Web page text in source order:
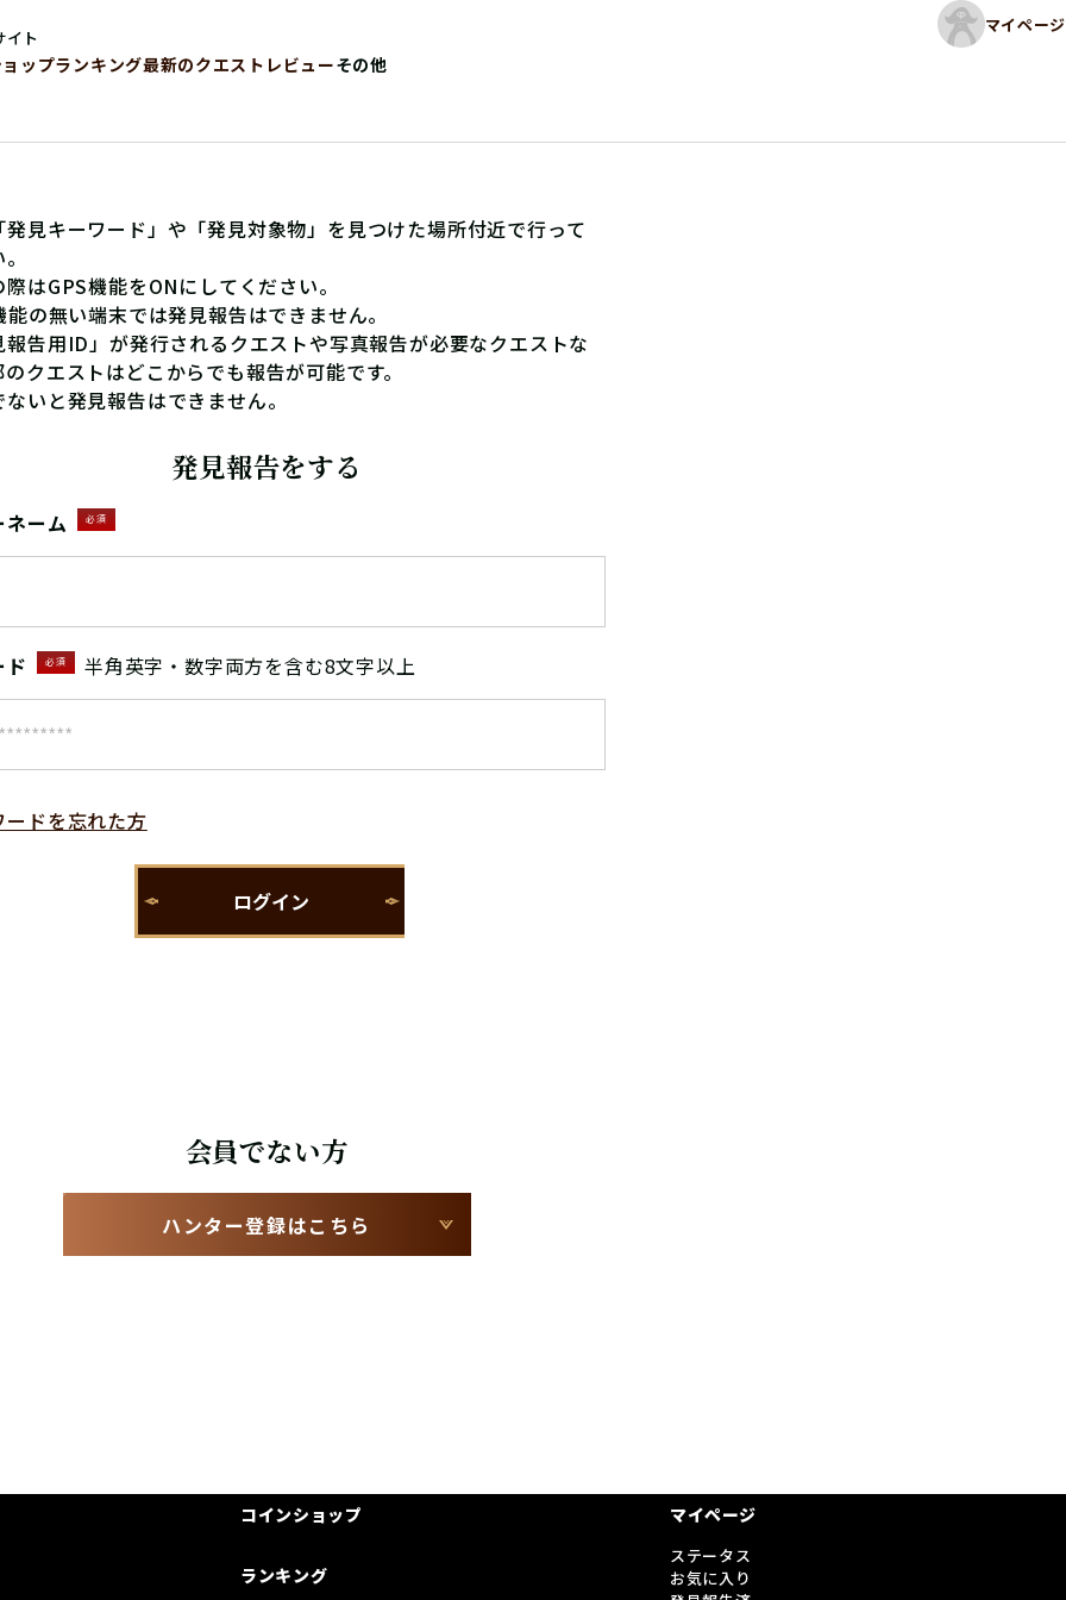
イト
マイページ
ップランキング最新のクエストレビューその他
発見キーワード」や「発見対象物」を見つけた場所付近で行って
はGPS機能をONにしてください。
の無い端末では発見報告はできません。
告用ID」が発行されるクエストや写真報告が必要なクエストな
のクエストはどこからでも報告が可能です。
いと発見報告はできません。
発見報告をする
ネーム 必須
ド 必須 半角英字・数字両方を含む8文字以上
ードを忘れた方
会員でない方
ハンター登録はこちら
コインショップ
ランキング
マイページ
ステータス
お気に入り